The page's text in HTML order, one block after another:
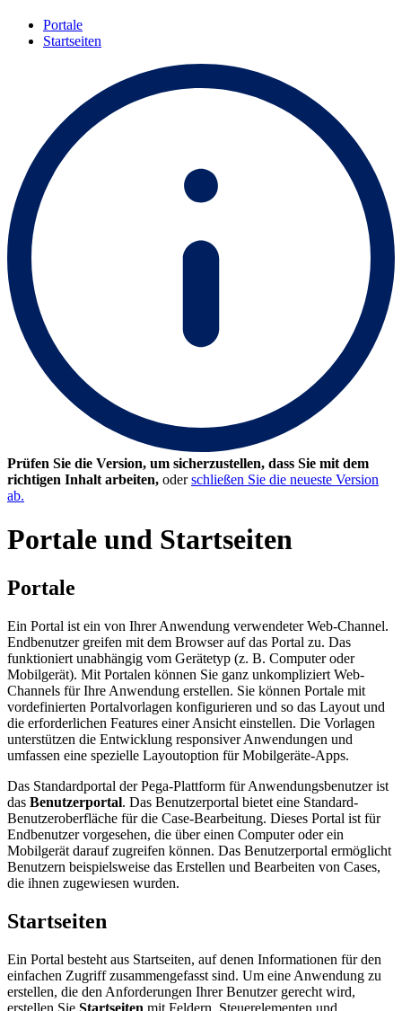
Portale
Startseiten
Prüfen Sie die Version, um sicherzustellen, dass Sie mit dem
richtigen Inhalt arbeiten, oderschließen Sie die neueste Version
ab.
Portale und Startseiten
Portale
Ein Portal ist ein von Ihrer Anwendung verwendeter Web-Channel.
Endbenutzer greifen mit dem Browser auf das Portal zu. Das
funktioniert unabhängig vom Gerätetyp (z. B. Computer oder
Mobilgerät). Mit Portalen können Sie ganz unkompliziert Web-
Channels für Ihre Anwendung erstellen. Sie können Portale mit
vordefinierten Portalvorlagen konfigurieren und so das Layout und
die erforderlichen Features einer Ansicht einstellen. Die Vorlagen
unterstützen die Entwicklung responsiver Anwendungen und
umfassen eine spezielle Layoutoption für Mobilgeräte-Apps.
Das Standardportal der Pega-Plattform für Anwendungsbenutzer ist
das Benutzerportal. Das Benutzerportal bietet eine Standard-
Benutzeroberfläche für die Case-Bearbeitung. Dieses Portal ist für
Endbenutzer vorgesehen, die über einen Computer oder ein
Mobilgerät darauf zugreifen können. Das Benutzerportal ermöglicht
Benutzern beispielsweise das Erstellen und Bearbeiten von Cases,
die ihnen zugewiesen wurden.
Startseiten
Ein Portal besteht aus Startseiten, auf denen Informationen für den
einfachen Zugriff zusammengefasst sind. Um eine Anwendung zu
erstellen, die den Anforderungen Ihrer Benutzer gerecht wird,
erstellen Sie Startseiten mit Feldern, Steuerelementen und